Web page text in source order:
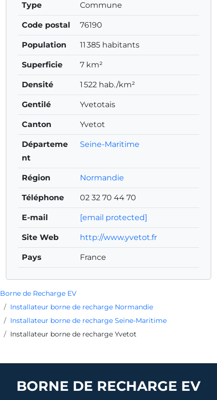
Borne de Recharge EV
Installateur borne de recharge Normandie
Installateur borne de recharge Seine-Maritime
Installateur borne de recharge Yvetot
Type Commune
Code postal 76190
Population 11 385 habitants
Superficie 7 km²
Densité 1 522 hab./km²
Gentilé Yvetotais
Canton Yvetot
Départeme
nt
Seine-Maritime
Région Normandie
Téléphone 02 32 70 44 70
E-mail [email protected]
Site Web http://www.yvetot.fr
Pays France
BORNE DE RECHARGE EV